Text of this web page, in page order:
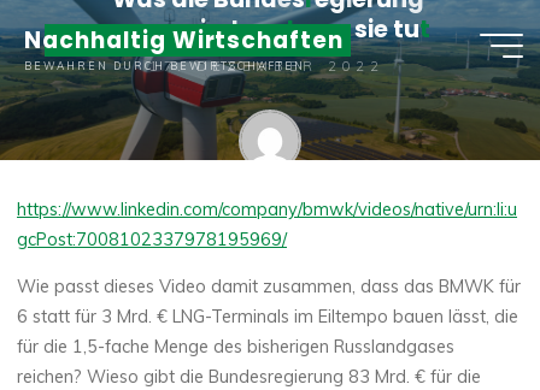
Inhalt
springen
Nachhaltig Wirtschaften
BEWAHREN DURCH BEWIRTSCHAFTEN
propagiertundwassietut
17. DEZEMBER 2022
https://www.linkedin.com/company/bmwk/videos/native/urn:li:u
gcPost:7008102337978195969/
Wie passt dieses Video damit zusammen, dass das BMWK für
6 statt für 3 Mrd. € LNG-Terminals im Eiltempo bauen lässt, die
für die 1,5-fache Menge des bisherigen Russlandgases
reichen? Wieso gibt die Bundesregierung 83 Mrd. € für die